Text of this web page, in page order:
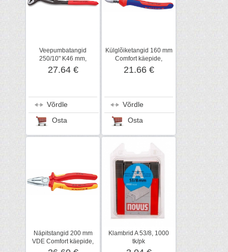
Veepumbatangid
250/10" K46 mm,
KNIPEX
27.64 €
Võrdle
Osta
Külglõiketangid 160 mm
Comfort käepide,
KNIPEX
21.66 €
Võrdle
Osta
Näpitstangid 200 mm
VDE Comfort käepide,
KNIPEX
Klambrid A 53/8, 1000
tk/pk